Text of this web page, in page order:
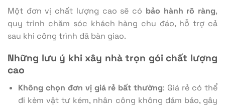
Một đơn vị chất lượng cao sẽ có bảo hành rõ ràng,
quy trình chăm sóc khách hàng chu đáo, hỗ trợ cả
sau khi công trình đã bàn giao.
Những lưu ý khi xây nhà trọn gói chất lượng
cao
Không chọn đơn vị giá rẻ bất thường: Giá rẻ có thể
đi kèm vật tư kém, nhân công không đảm bảo, gây